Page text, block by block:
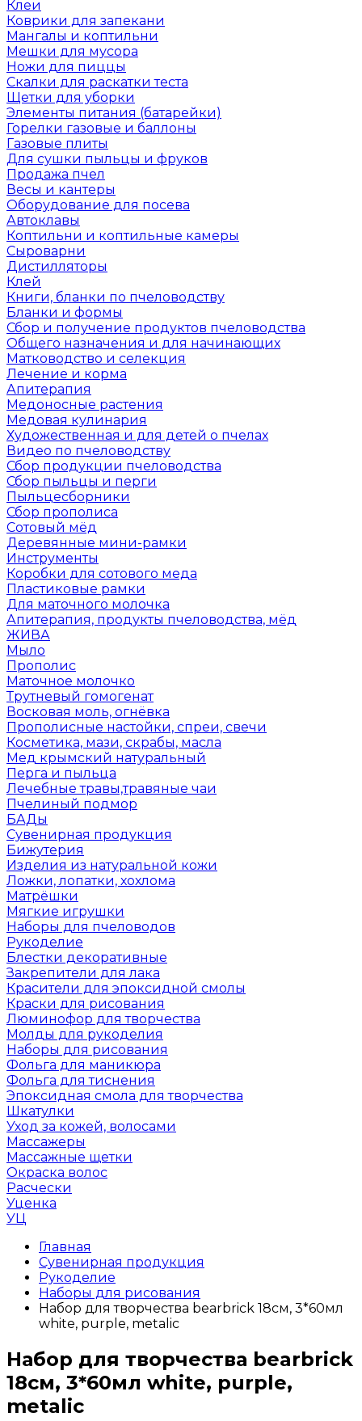
Клеи
Коврики для запекани
Мангалы и коптильни
Мешки для мусора
Ножи для пиццы
Скалки для раскатки теста
Щетки для уборки
Элементы питания (батарейки)
Горелки газовые и баллоны
Газовые плиты
Для сушки пыльцы и фруков
Продажа пчел
Весы и кантеры
Оборудование для посева
Автоклавы
Коптильни и коптильные камеры
Сыроварни
Дистилляторы
Клей
Книги, бланки по пчеловодству
Бланки и формы
Сбор и получение продуктов пчеловодства
Общего назначения и для начинающих
Матководство и селекция
Лечение и корма
Апитерапия
Медоносные растения
Медовая кулинария
Художественная и для детей о пчелах
Видео по пчеловодству
Сбор продукции пчеловодства
Сбор пыльцы и перги
Пыльцесборники
Сбор прополиса
Сотовый мёд
Деревянные мини-рамки
Инструменты
Коробки для сотового меда
Пластиковые рамки
Для маточного молочка
Апитерапия, продукты пчеловодства, мёд
ЖИВА
Мыло
Прополис
Маточное молочко
Трутневый гомогенат
Восковая моль, огнёвка
Прополисные настойки, спреи, свечи
Косметика, мази, скрабы, масла
Мед крымский натуральный
Перга и пыльца
Лечебные травы,травяные чаи
Пчелиный подмор
БАДы
Сувенирная продукция
Бижутерия
Изделия из натуральной кожи
Ложки, лопатки, хохлома
Матрёшки
Мягкие игрушки
Наборы для пчеловодов
Рукоделие
Блестки декоративные
Закрепители для лака
Красители для эпоксидной смолы
Краски для рисования
Люминофор для творчества
Молды для рукоделия
Наборы для рисования
Фольга для маникюра
Фольга для тиснения
Эпоксидная смола для творчества
Шкатулки
Уход за кожей, волосами
Массажеры
Массажные щетки
Окраска волос
Расчески
Уценка
УЦ
Главная
Сувенирная продукция
Рукоделие
Наборы для рисования
Набор для творчества bearbrick 18см, 3*60мл
white, purple, metalic
Набор для творчества bearbrick
18см, 3*60мл white, purple,
metalic